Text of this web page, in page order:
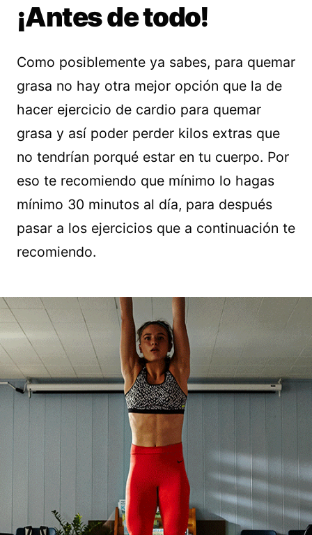
¡Antes de todo!
Como posiblemente ya sabes, para quemar
grasa no hay otra mejor opción que la de
hacer ejercicio de cardio para quemar
grasa y así poder perder kilos extras que
no tendrían porqué estar en tu cuerpo. Por
eso te recomiendo que mínimo lo hagas
mínimo 30 minutos al día, para después
pasar a los ejercicios que a continuación te
recomiendo.